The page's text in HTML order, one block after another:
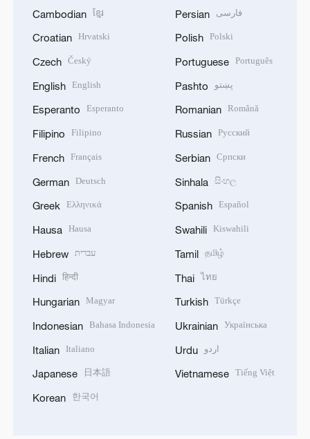
Cambodian ខ្មែរ
Croatian Hrvatski
Czech Český
English English
Esperanto Esperanto
Filipino Filipino
French Français
German Deutsch
Greek Ελληνικά
Hausa Hausa
Hebrew עברית
Hindi हिन्दी
Hungarian Magyar
Indonesian Bahasa Indonesia
Italian Italiano
Japanese 日本語
Korean 한국어
Persian فارسی
Polish Polski
Portuguese Português
Pashto پښتو
Romanian Română
Russian Русский
Serbian Српски
Sinhala සිංහල
Spanish Español
Swahili Kiswahili
Tamil தமிழ்
Thai ไทย
Turkish Türkçe
Ukrainian Українська
Urdu اردو
Vietnamese Tiếng Việt